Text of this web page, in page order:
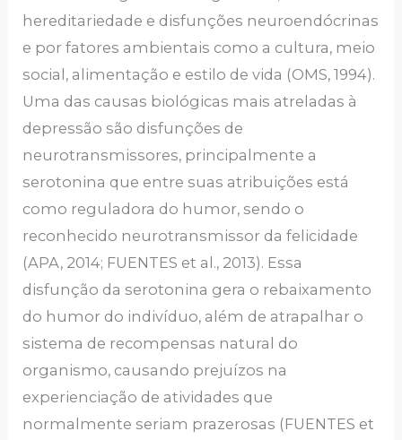
hereditariedade e disfunções neuroendócrinas
e por fatores ambientais como a cultura, meio
social, alimentação e estilo de vida (OMS, 1994).
Uma das causas biológicas mais atreladas à
depressão são disfunções de
neurotransmissores, principalmente a
serotonina que entre suas atribuições está
como reguladora do humor, sendo o
reconhecido neurotransmissor da felicidade
(APA, 2014; FUENTES et al., 2013). Essa
disfunção da serotonina gera o rebaixamento
do humor do indivíduo, além de atrapalhar o
sistema de recompensas natural do
organismo, causando prejuízos na
experienciação de atividades que
normalmente seriam prazerosas (FUENTES et